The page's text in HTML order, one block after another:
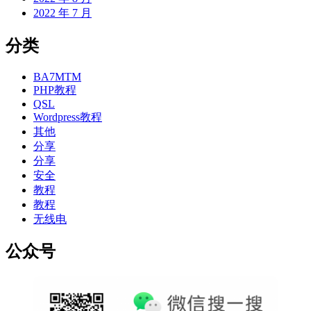
2022 年 7 月
分类
BA7MTM
PHP教程
QSL
Wordpress教程
其他
分享
分享
安全
教程
教程
无线电
公众号